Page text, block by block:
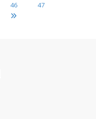
46
47